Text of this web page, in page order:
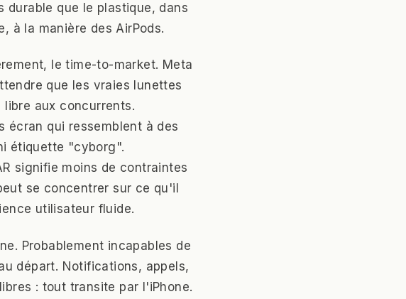
durable que le plastique, dans
à la manière des AirPods.
le time-to-market. Meta
que les vraies lunettes
aux concurrents.
écran qui ressemblent à des
étiquette "cyborg".
signifie moins de contraintes
se concentrer sur ce qu'il
utilisateur fluide.
Probablement incapables de
départ. Notifications, appels,
: tout transite par l'iPhone.